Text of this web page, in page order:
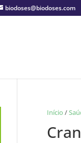
biodoses@biodoses.com
Início /